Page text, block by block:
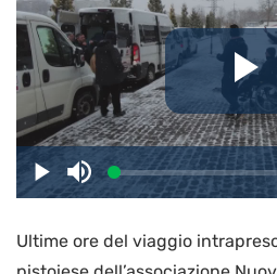
il
PlayDisattiva
l’audio
Caricato:
3.19%
Ultime ore del viaggio